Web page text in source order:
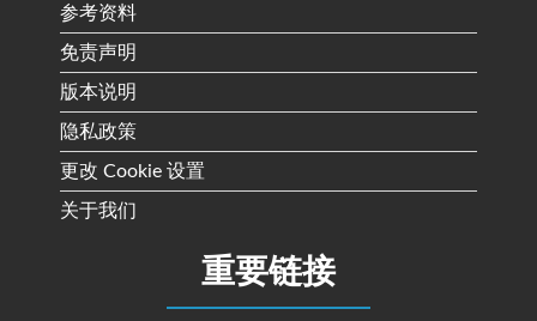
参考资料
免责声明
版本说明
隐私政策
更改 Cookie 设置
关于我们
重要链接